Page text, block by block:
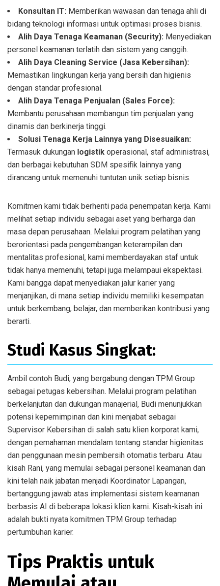
Konsultan IT: Memberikan wawasan dan tenaga ahli di
bidang teknologi informasi untuk optimasi proses bisnis.
Alih Daya Tenaga Keamanan (Security): Menyediakan
personel keamanan terlatih dan sistem yang canggih.
Alih Daya Cleaning Service (Jasa Kebersihan):
Memastikan lingkungan kerja yang bersih dan higienis
dengan standar profesional.
Alih Daya Tenaga Penjualan (Sales Force):
Membantu perusahaan membangun tim penjualan yang
dinamis dan berkinerja tinggi.
Solusi Tenaga Kerja Lainnya yang Disesuaikan:
Termasuk dukungan logistik operasional, staf administrasi,
dan berbagai kebutuhan SDM spesifik lainnya yang
dirancang untuk memenuhi tuntutan unik setiap bisnis.
Komitmen kami tidak berhenti pada penempatan kerja. Kami
melihat setiap individu sebagai aset yang berharga dan
masa depan perusahaan. Melalui program pelatihan yang
berorientasi pada pengembangan keterampilan dan
mentalitas profesional, kami memberdayakan staf untuk
tidak hanya memenuhi, tetapi juga melampaui ekspektasi.
Kami bangga dapat menyediakan jalur karier yang
menjanjikan, di mana setiap individu memiliki kesempatan
untuk berkembang, belajar, dan memberikan kontribusi yang
berarti.
Studi Kasus Singkat:
Ambil contoh Budi, yang bergabung dengan TPM Group
sebagai petugas kebersihan. Melalui program pelatihan
berkelanjutan dan dukungan manajerial, Budi menunjukkan
potensi kepemimpinan dan kini menjabat sebagai
Supervisor Kebersihan di salah satu klien korporat kami,
dengan pemahaman mendalam tentang standar higienitas
dan penggunaan mesin pembersih otomatis terbaru. Atau
kisah Rani, yang memulai sebagai personel keamanan dan
kini telah naik jabatan menjadi Koordinator Lapangan,
bertanggung jawab atas implementasi sistem keamanan
berbasis AI di beberapa lokasi klien kami. Kisah-kisah ini
adalah bukti nyata komitmen TPM Group terhadap
pertumbuhan karier.
Tips Praktis untuk